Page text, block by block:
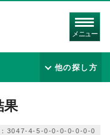
メニュー
他の探し方
果
：3047-4-5-0-0-0-0-0-0-0